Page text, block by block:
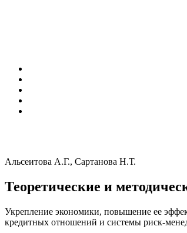
Альсеитова А.Г., Сартанова Н.Т.
Теоретические и
Укрепление экономики, повышение ее
кредитных отношений и системы риск-